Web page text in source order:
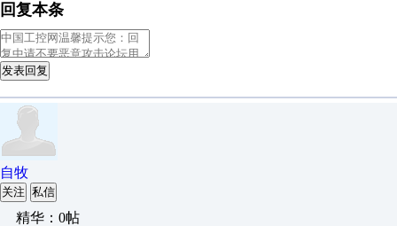
回复本条
发表回复
自牧
关注 私信
精华：0帖